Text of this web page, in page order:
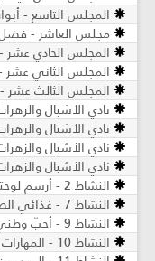
المجلس التاسع -
مجلس العاشر - فضل
المجلس الحادي عشر -
المجلس الثاني عشر
المجلس الثالث عشر
نادي الأشبال
نادي الأشبال
نادي الأشبال
نادي الأشبال
النشاط 2 - أرسم لوحتي
النشاط 7 - غذائي الصحي
النشاط 9 - أحبّ وطني
النشاط 10 - المهارات الكشفية